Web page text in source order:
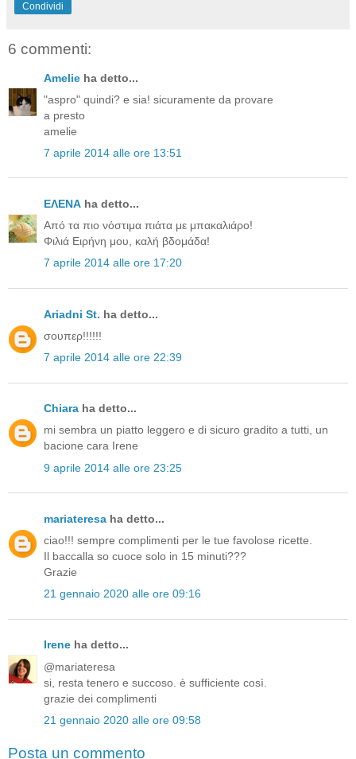
Condividi
6 commenti:
Amelie ha detto...
"aspro" quindi? e sia! sicuramente da provare
a presto
amelie
7 aprile 2014 alle ore 13:51
ΕΛΕΝΑ ha detto...
Από τα πιο νόστιμα πιάτα με μπακαλιάρο!
Φιλιά Ειρήνη μου, καλή βδομάδα!
7 aprile 2014 alle ore 17:20
Ariadni St. ha detto...
σουπερ!!!!!!
7 aprile 2014 alle ore 22:39
Chiara ha detto...
mi sembra un piatto leggero e di sicuro gradito a tutti, un
bacione cara Irene
9 aprile 2014 alle ore 23:25
mariateresa ha detto...
ciao!!! sempre complimenti per le tue favolose ricette.
Il baccalla so cuoce solo in 15 minuti???
Grazie
21 gennaio 2020 alle ore 09:16
Irene ha detto...
@mariateresa
si, resta tenero e succoso. è sufficiente così.
grazie dei complimenti
21 gennaio 2020 alle ore 09:58
Posta un commento